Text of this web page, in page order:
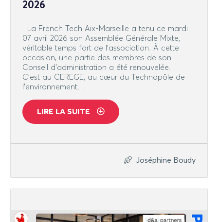
2026
La French Tech Aix-Marseille a tenu ce mardi
07 avril 2026 son Assemblée Générale Mixte,
véritable temps fort de l’association. À cette
occasion, une partie des membres de son
Conseil d’administration a été renouvelée.
C’est au CEREGE, au cœur du Technopôle de
l’environnement…
LIRE LA SUITE
Joséphine Boudy